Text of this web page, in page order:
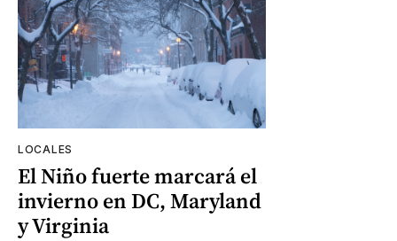
LOCALES
El Niño fuerte marcará el
invierno en DC, Maryland
y Virginia